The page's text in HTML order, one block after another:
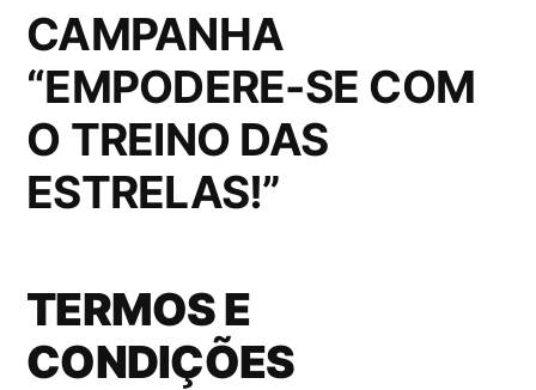
CAMPANHA
“EMPODERE-SE COM
O TREINO DAS
ESTRELAS!”
TERMOS E
CONDIÇÕES